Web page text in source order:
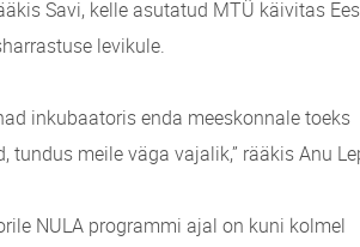
Savi, kelle asutatud MTÜ käivitas
levikule.
inkubaatoris enda meeskonnale toeks
tundus meile väga vajalik,” rääkis Anu
NULA programmi ajal on kuni kolmel